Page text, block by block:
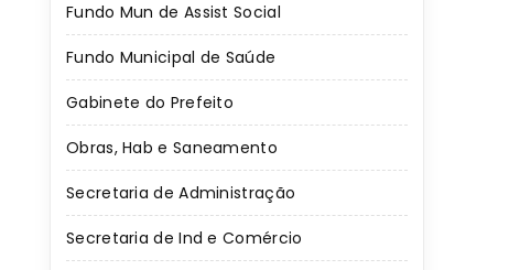
Fundo Mun de Assist Social
Fundo Municipal de Saúde
Gabinete do Prefeito
Obras, Hab e Saneamento
Secretaria de Administração
Secretaria de Ind e Comércio